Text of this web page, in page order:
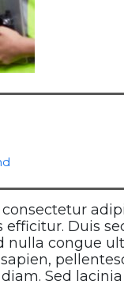
Duis
nulla congue
Sed